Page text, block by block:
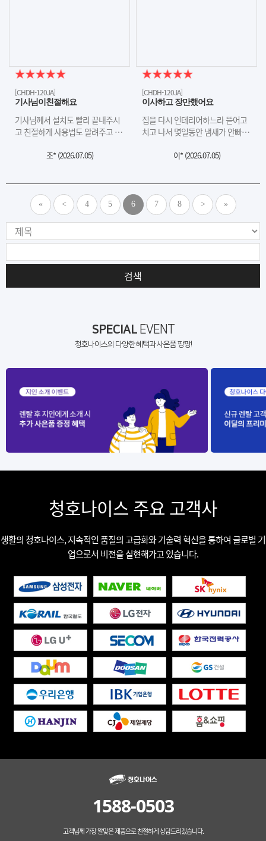
[CHDH-120JA]
기사님이친절해요
기사님께서 설치도 빨리 끝내주시
고 친절하게 사용법도 알려주고 …
조* (2026.07.05)
[CHDH-120JA]
이사하고 장만했어요
집을 다시 인테리어하느라 뜯어고
치고 나서 몇일동안 냄새가 안빠…
이* (2026.07.05)
« < 4 5 6 7 8 > »
검색
SPECIALEVENT
청호나이스의 다양한 혜택과 사은품 팡팡!
청호나이스 주요 고객사
생활의 청호나이스, 지속적인 품질의 고급화와 기술력 혁신을 통하여 글로벌 기
업으로서 비전을 실현해가고 있습니다.
1588-0503
고객님께 가장 알맞은 제품으로 친절하게 상담드리겠습니다.